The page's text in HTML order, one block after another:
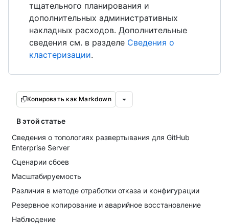
тщательного планирования и
дополнительных административных
накладных расходов. Дополнительные
сведения см. в разделе Сведения о
кластеризации.
Копировать как Markdown
В этой статье
Сведения о топологиях развертывания для GitHub
Enterprise Server
Сценарии сбоев
Масштабируемость
Различия в методе отработки отказа и конфигурации
Резервное копирование и аварийное восстановление
Наблюдение